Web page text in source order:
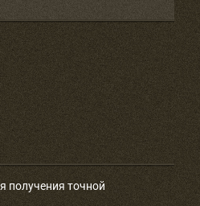
получения точной